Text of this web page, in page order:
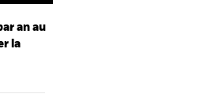
an au
la